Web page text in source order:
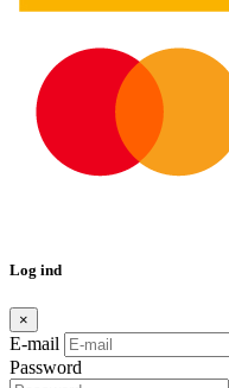
Log ind
×
E-mail
Password